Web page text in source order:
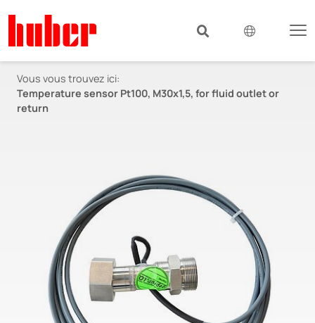
Vous vous trouvez ici:
Temperature sensor Pt100, M30x1,5, for fluid outlet or
return